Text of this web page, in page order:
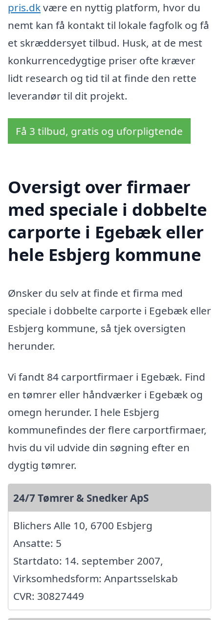
pris.dkvære en nyttig platform, hvor du
nemt kan få kontakt til lokale fagfolk og få
et skræddersyet tilbud. Husk, at de mest
konkurrencedygtige priser ofte kræver
lidt research og tid til at finde den rette
leverandør til dit projekt.
Få 3 tilbud, gratis og uforpligtende
Oversigt over firmaer
med speciale i dobbelte
carporte i Egebæk eller
hele Esbjerg kommune
Ønsker du selv at finde et firma med
speciale i dobbelte carporte i Egebæk eller
Esbjerg kommune, så tjek oversigten
herunder.
Vi fandt 84 carportfirmaer i Egebæk. Find
en tømrer eller håndværker i Egebæk og
omegn herunder. I hele Esbjerg
kommunefindes der flere carportfirmaer,
hvis du vil udvide din søgning efter en
dygtig tømrer.
24/7 Tømrer & Snedker ApS
Blichers Alle 10, 6700 Esbjerg
Ansatte: 5
Startdato: 14. september 2007,
Virksomhedsform: Anpartsselskab
CVR: 30827449